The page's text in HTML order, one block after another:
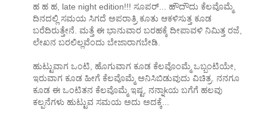
ಹ ಹ ಹ, late night edition!!! ಸೂಪರ್... ಹೌದೌದು ಕೆಲವೊಮ್ಮೆ
ದಿನದಲ್ಲಿ ಸಮಯ ಸಿಗದೆ ಅಪರಾತ್ರಿ ಕೂತು ಆಕಳಿಸುತ್ತ ಕೂಡ
ಬರೆದಿರುತ್ತೇನೆ. ಮತ್ತೆ ಈ ಭಾನುವಾರ ಬರಹಕ್ಕೆ ದೀಪಾವಳಿ ನಿಮಿತ್ತ ರಜೆ,
ಲೇಖನ ಬರಲಿಲ್ಲವೆಂದು ಬೇಜಾರಾಗಬೇಡಿ.
ಹುಟ್ಟುವಾಗ ಒಂಟಿ, ಹೊಗುವಾಗ ಕೂಡ ಕೆಲವೊಂಮ್ಮೆ ಒಬ್ಬಂಟಿಯೇ,
ಇರುವಾಗ ಕೂಡ ಹೀಗೆ ಕೆಲವೊಮ್ಮೆ ಅನಿಸಿಬಿಡುವುದು ವಿಚಿತ್ರ. ನನಗೂ
ಕೂಡ ಈ ಒಂಟಿತನ ಕೆಲವೊಮ್ಮೆ ಇಷ್ಟ, ನನ್ನಾkಯ ಬಗೆಗೆ ಹಲವು
ಕಲ್ಪನೆಗಳು ಹುಟ್ಟುವ ಸಮಯ ಅದು ಅದಕ್ಕೆ...